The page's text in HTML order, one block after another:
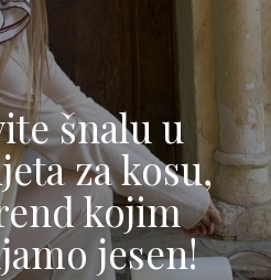
šnalu u
za kosu,
kojim
jesen!